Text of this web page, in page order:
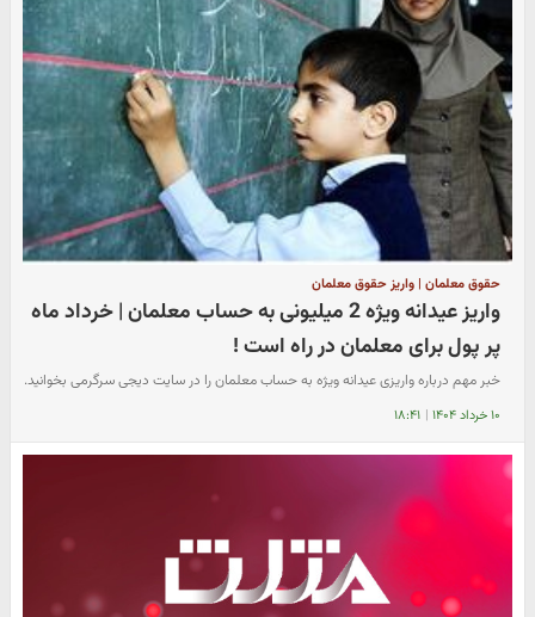
حقوق معلمان | واریز حقوق معلمان
واریز عیدانه ویژه 2 میلیونی به حساب معلمان | خرداد ماه
پر پول برای معلمان در راه است !
خبر مهم درباره واریزی عیدانه ویژه به حساب معلمان را در سایت دیجی سرگرمی بخوانید.
۱۰ خرداد ۱۴۰۴ | ۱۸:۴۱